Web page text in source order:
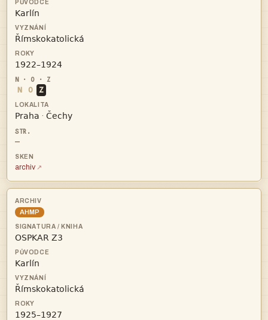



N O Z
 · 
—
archiv
AHMP



